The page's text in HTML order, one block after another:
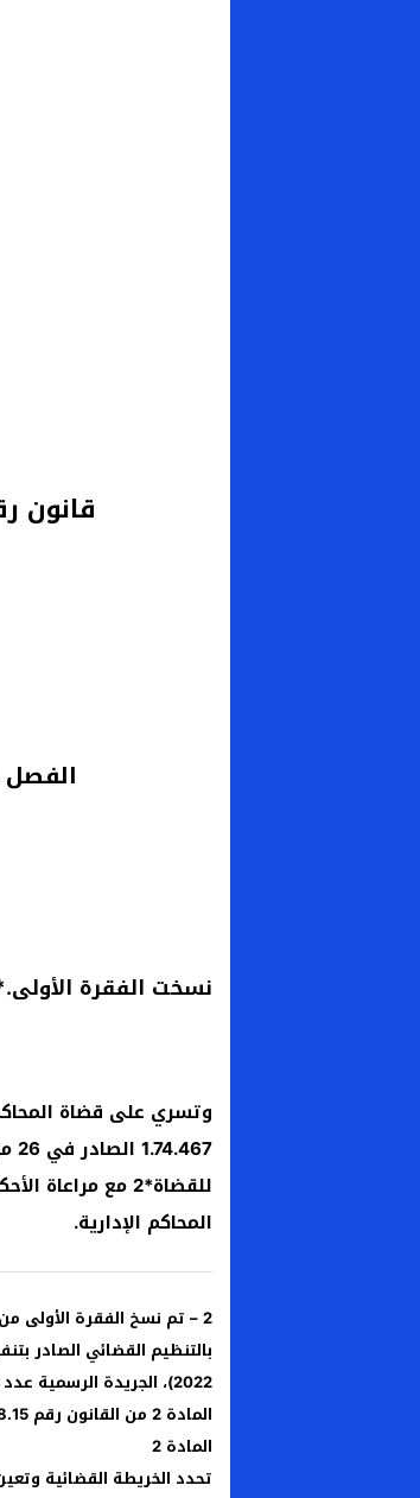
قانون رقم 41.90 المحدث بموجبه
الفصل
نسخت الفقرة
وتسري على قضاة
للقضاة*2 مع
المحاكم الإدارية.
المادة 2 من القانون رقم 38.15، سالف الذكر.
المادة 2
تحدد الخريطة القضائية